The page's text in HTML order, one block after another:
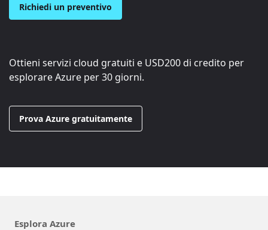
Richiedi un preventivo
Ottieni servizi cloud gratuiti e USD200di credito per
esplorare Azure per 30 giorni.
Prova Azure gratuitamente
Esplora Azure